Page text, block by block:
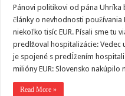
Pánovi politikovi od pána
články o nevhodnosti
niekoľko tisíc EUR. Písali sme tu
predlžoval hospitalizácie: Vedec
je spojené s predĺžením
milióny EUR: Slovensko nakúpilo
Read More »